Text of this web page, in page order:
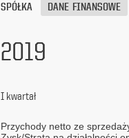
SPÓŁKA DANE FINANSOWE
na
moich
2019
I kwartał
Przychody netto ze